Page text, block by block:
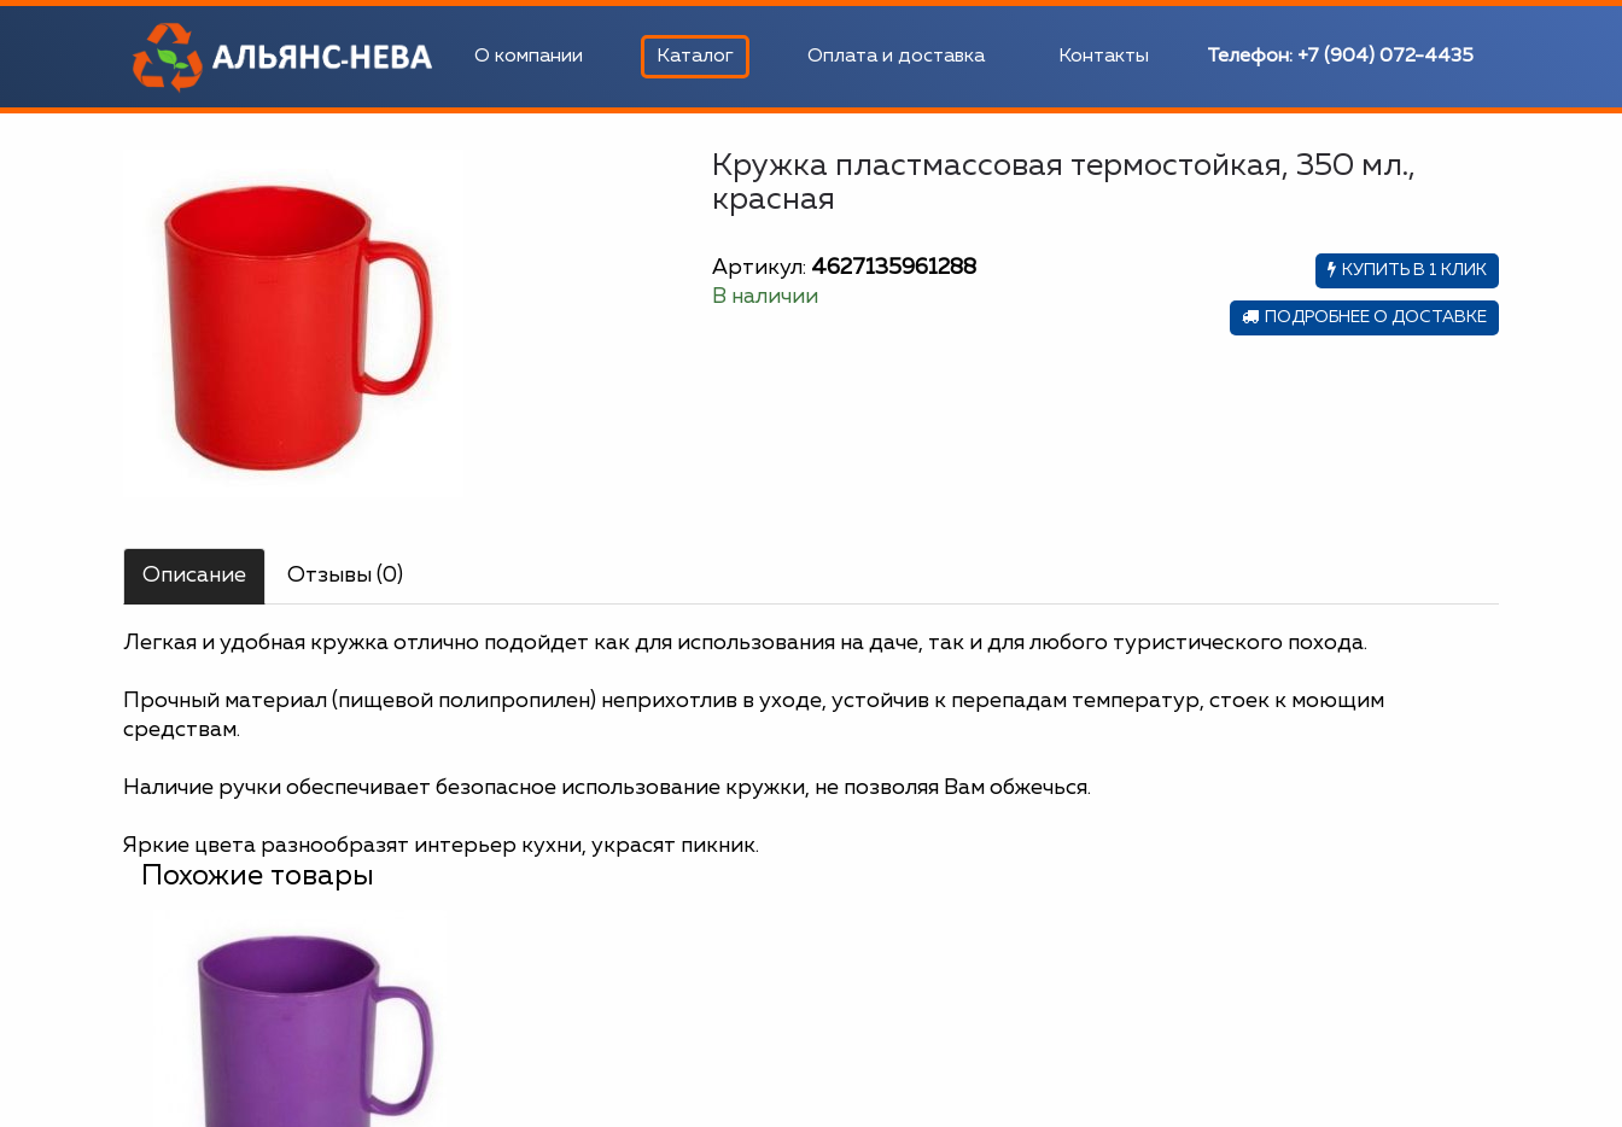
О компании Каталог Оплата и доставка Контакты Телефон: +7 (904) 072-4435
Кружка пластмассовая термостойкая, 350 мл.,
красная
Артикул: 4627135961288
В наличии
КУПИТЬ В 1 КЛИК
ПОДРОБНЕЕ О ДОСТАВКЕ
Описание Отзывы (0)
Легкая и удобная кружка отлично подойдет как для использования на даче, так и для любого туристического похода.
Прочный материал (пищевой полипропилен) неприхотлив в уходе, устойчив к перепадам температур, стоек к моющим
средствам.
Наличие ручки обеспечивает безопасное использование кружки, не позволяя Вам обжечься.
Яркие цвета разнообразят интерьер кухни, украсят пикник.
Похожие товары